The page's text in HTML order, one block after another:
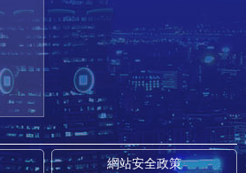
網站安全政策